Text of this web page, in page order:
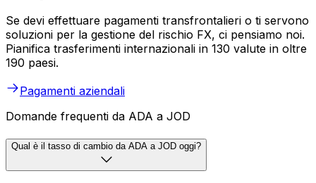
Se devi effettuare pagamenti transfrontalieri o ti servono
soluzioni per la gestione del rischio FX, ci pensiamo noi.
Pianifica trasferimenti internazionali in 130 valute in oltre
190 paesi.
Pagamenti aziendali
Domande frequenti da ADA a JOD
Qual è il tasso di cambio da ADA a JOD oggi?